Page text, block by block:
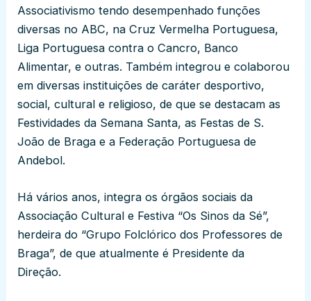
Associativismo tendo desempenhado funções
diversas no ABC, na Cruz Vermelha Portuguesa,
Liga Portuguesa contra o Cancro, Banco
Alimentar, e outras. Também integrou e colaborou
em diversas instituições de caráter desportivo,
social, cultural e religioso, de que se destacam as
Festividades da Semana Santa, as Festas de S.
João de Braga e a Federação Portuguesa de
Andebol.
Há vários anos, integra os órgãos sociais da
Associação Cultural e Festiva “Os Sinos da Sé”,
herdeira do “Grupo Folclórico dos Professores de
Braga”, de que atualmente é Presidente da
Direção.